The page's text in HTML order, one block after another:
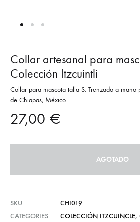
Collar artesanal para
Colección Itzcuintli
Collar para mascota talla S. Trenzado a mano
de Chiapas, México.
27,00 €
AGOTADO
SKU
CHI019
CATEGORIES
COLECCIÓN ITZCUINCLE,